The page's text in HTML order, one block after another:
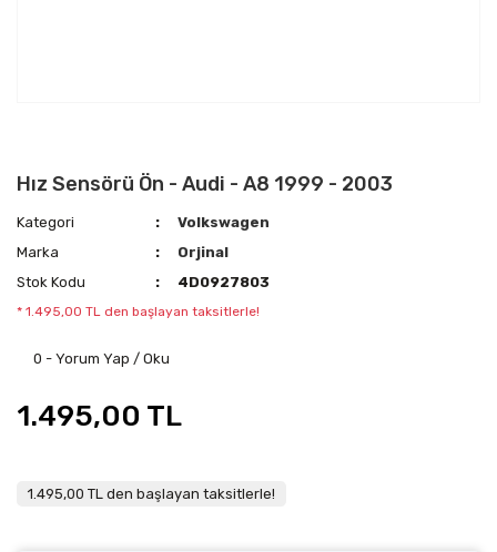
Hız Sensörü Ön - Audi - A8 1999 - 2003
Kategori
Volkswagen
Marka
Orjinal
Stok Kodu
4D0927803
* 1.495,00 TL den başlayan taksitlerle!
0 - Yorum Yap / Oku
1.495,00 TL
1.495,00 TL den başlayan taksitlerle!